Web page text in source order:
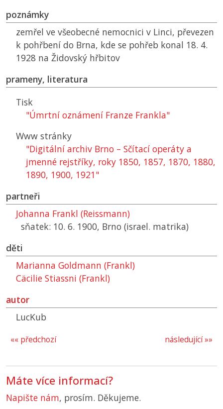
poznámky
zemřel ve všeobecné nemocnici v Linci, převezen
k pohřbení do Brna, kde se pohřeb konal 18. 4.
1928 na Židovský hřbitov
prameny, literatura
Tisk
"Úmrtní oznámení Franze Frankla"
Www stránky
"Digitální archiv Brno – Sčítací operáty a
jmenné rejstříky, roky 1850, 1857, 1870, 1880,
1890, 1900, 1921"
partneři
Johanna Frankl (Reissmann)
sňatek: 10. 6. 1900, Brno (israel. matrika)
děti
Marianna Goldmann (Frankl)
Cäcilie Stiassni (Frankl)
autor
LucKub
následující »»
«« předchozí
Máte více informací?
Napište nám, prosím. Děkujeme.